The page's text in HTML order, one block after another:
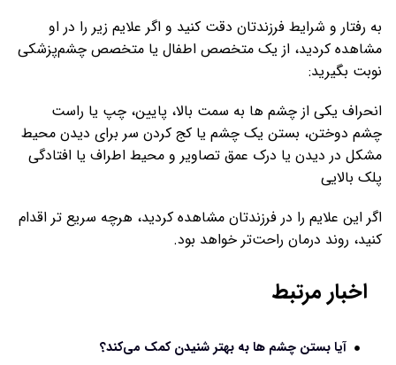
به رفتار و شرایط فرزندتان دقت کنید و اگر علایم زیر را در او
مشاهده کردید، از یک متخصص اطفال یا متخصص چشم‌پزشکی
نوبت بگیرید:
انحراف یکی از چشم ها به سمت بالا، پایین، چپ یا راست
چشم دوختن، بستن یک چشم یا کج کردن سر برای دیدن محیط
مشکل در دیدن یا درک عمق تصاویر و محیط اطراف یا افتادگی
پلک بالایی
اگر این علایم را در فرزندتان مشاهده کردید، هرچه سریع تر اقدام
کنید، روند درمان راحت‌تر خواهد بود.
اخبار مرتبط
آیا بستن چشم ها به بهتر شنیدن کمک می‌کند؟